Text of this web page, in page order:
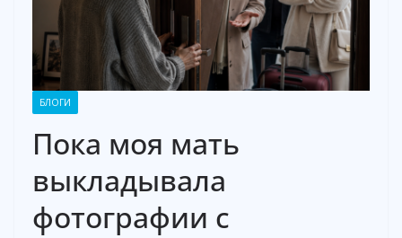
БЛОГИ
Пока моя мать
выкладывала
фотографии с